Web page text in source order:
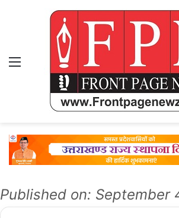
Menu
Published on: September